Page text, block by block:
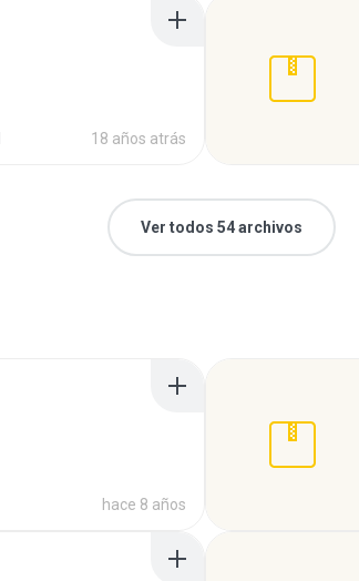
18 años atrás
Ver todos 54 archivos
hace 8 años